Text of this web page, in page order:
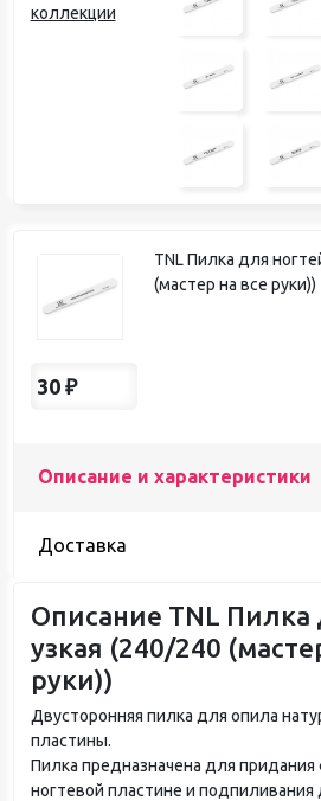
коллекции
TNL Пилка для
(мастер на все руки))
30 ₽
Описание и характеристики
Доставка
Описание TNL Пилка
узкая (240/240
руки))
Двусторонняя пилка для опила
пластины.
Пилка предназначена для
ногтевой пластине и